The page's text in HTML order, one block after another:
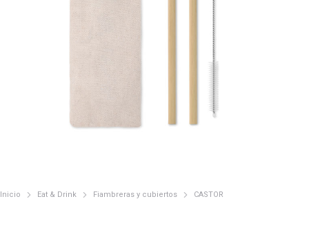
Estás aquí:
Inicio Eat & Drink Fiambreras y cubiertos CASTOR